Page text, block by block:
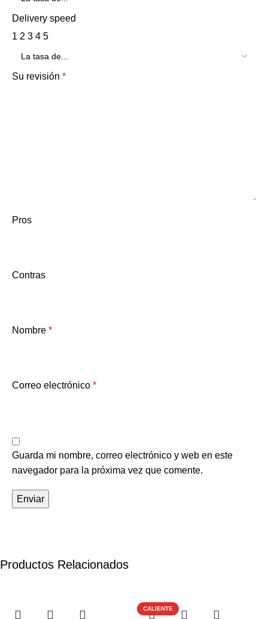
Delivery speed
1 2 3 4 5
Su revisión *
Pros
Contras
Nombre *
Correo electrónico *
Guarda mi nombre, correo electrónico y web en este
navegador para la próxima vez que comente.
Productos Relacionados
CALIENTE